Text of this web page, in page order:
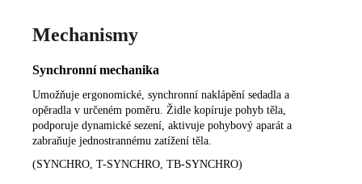
Mechanismy
Synchronní mechanika
Umožňuje ergonomické, synchronní naklápění sedadla a
opěradla v určeném poměru. Židle kopíruje pohyb těla,
podporuje dynamické sezení, aktivuje pohybový aparát a
zabraňuje jednostrannému zatížení těla.
(SYNCHRO, T-SYNCHRO, TB-SYNCHRO)